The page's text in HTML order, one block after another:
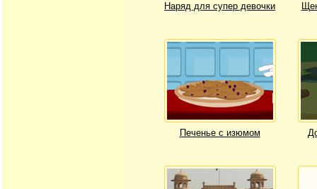
Наряд для супер девочки
Печенье с изюмом